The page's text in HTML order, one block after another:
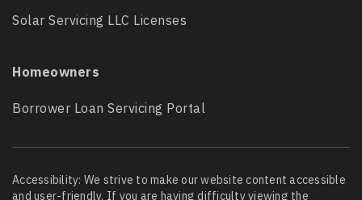
Solar Servicing LLC Licenses
Homeowners
Borrower Loan Servicing Portal
Accessibility: We strive to make our website content accessible
and user-friendly. If you are having difficulty viewing the